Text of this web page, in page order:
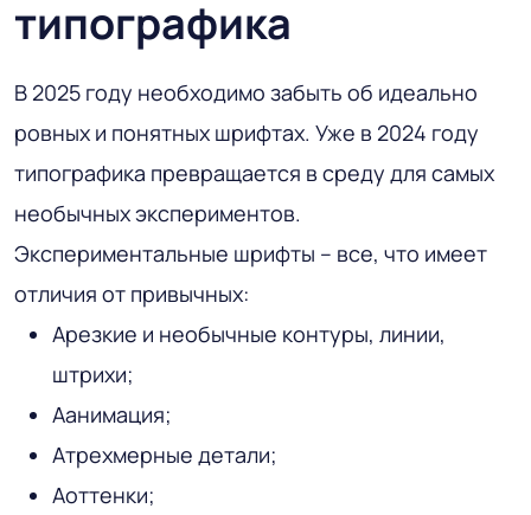
типографика
В 2025 году необходимо забыть об идеально
ровных и понятных шрифтах. Уже в 2024 году
типографика превращается в среду для самых
необычных экспериментов.
Экспериментальные шрифты – все, что имеет
отличия от привычных:
Арезкие и необычные контуры, линии,
штрихи;
Аанимация;
Атрехмерные детали;
Аоттенки;